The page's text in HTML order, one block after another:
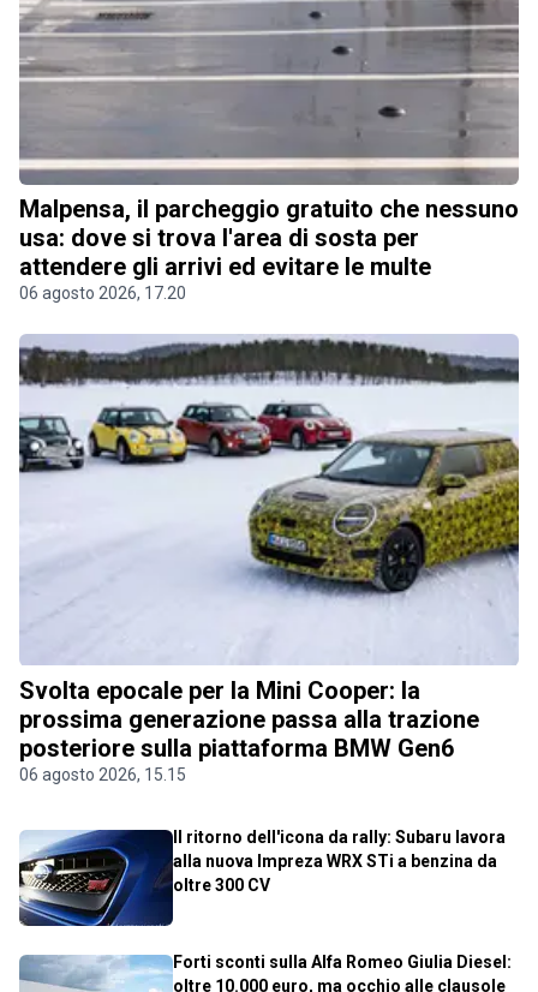
Malpensa, il parcheggio gratuito che nessuno
usa: dove si trova l'area di sosta per
attendere gli arrivi ed evitare le multe
06 agosto 2026, 17.20
Svolta epocale per la Mini Cooper: la
prossima generazione passa alla trazione
posteriore sulla piattaforma BMW Gen6
06 agosto 2026, 15.15
Il ritorno dell'icona da rally: Subaru lavora
alla nuova Impreza WRX STi a benzina da
oltre 300 CV
Forti sconti sulla Alfa Romeo Giulia Diesel:
oltre 10.000 euro, ma occhio alle clausole